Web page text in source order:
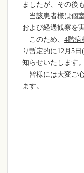
ましたが、その後
当該患者様は個
および経過観察を
このため、 4階
り暫定的に12月 5 日 (
知らせいたします
皆様には大変ご
ます。